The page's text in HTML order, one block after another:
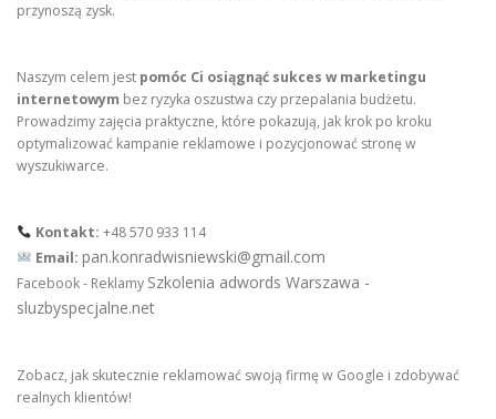
przynoszą zysk.
Naszym celem jest pomóc Ci osiągnąć sukces w marketingu
internetowym bez ryzyka oszustwa czy przepalania budżetu.
Prowadzimy zajęcia praktyczne, które pokazują, jak krok po kroku
optymalizować kampanie reklamowe i pozycjonować stronę w
wyszukiwarce.
Kontakt: +48 570 933 114
Email: pan.konradwisniewski@gmail.com
Facebook - Reklamy Szkolenia adwords Warszawa -
sluzbyspecjalne.net
Zobacz, jak skutecznie reklamować swoją firmę w Google i zdobywać
realnych klientów!